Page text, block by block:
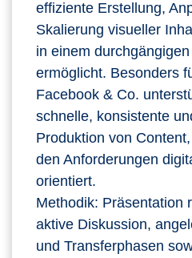
effiziente Erstellung,
Skalierung visueller
in einem
ermöglicht. Besonders
Facebook & Co.
schnelle, konsistente
Produktion von
den Anforderungen
orientiert.
Methodik: Präsentation
aktive Diskussion,
und Transferphasen